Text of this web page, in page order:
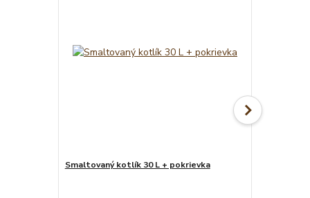
Smaltovaný kotlík 30 L + pokrievka